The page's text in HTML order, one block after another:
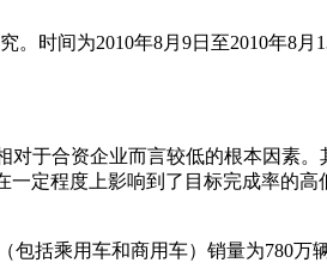
。时间为2010年8月9日至2010年8
于合资企业而言较低的根本因素
定程度上影响到了目标完成率的
（包括乘用车和商用车）销量为780